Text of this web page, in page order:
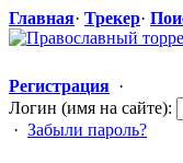
Главная· Трекер·
Регистрация ·
Логин (имя на сайте):
· Забыли пароль?